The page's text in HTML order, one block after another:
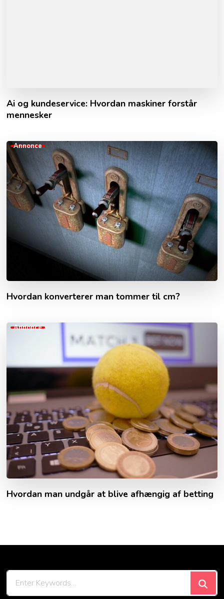
Ai og kundeservice: Hvordan maskiner forstår
mennesker
Annonce
Hvordan konverterer man tommer til cm?
Annonce
Hvordan man undgår at blive afhængig af betting